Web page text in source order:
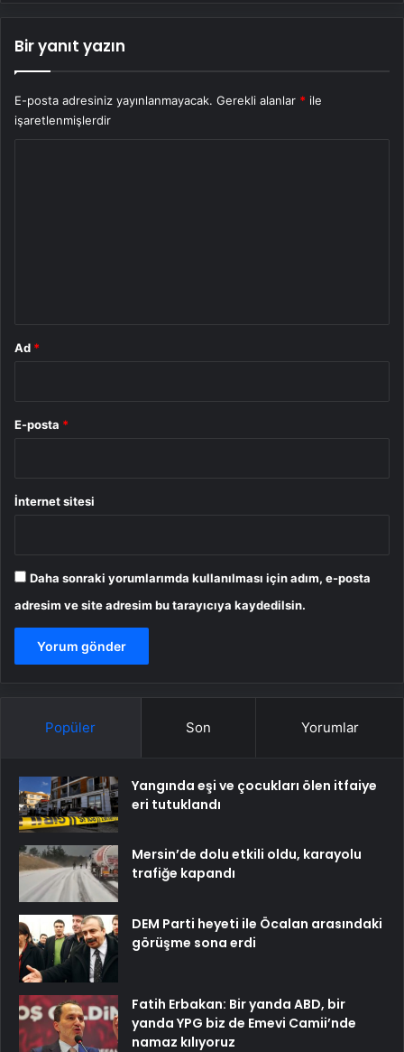
Bir yanıt yazın
E-posta adresiniz yayınlanmayacak. Gerekli alanlar * ile
işaretlenmişlerdir
Ad *
E-posta *
İnternet sitesi
Daha sonraki yorumlarımda kullanılması için adım, e-posta
adresim ve site adresim bu tarayıcıya kaydedilsin.
Popüler Son Yorumlar
Yangında eşi ve çocukları ölen itfaiye
eri tutuklandı
Mersin’de dolu etkili oldu, karayolu
trafiğe kapandı
DEM Parti heyeti ile Öcalan arasındaki
görüşme sona erdi
Fatih Erbakan: Bir yanda ABD, bir
yanda YPG biz de Emevi Camii’nde
namaz kılıyoruz